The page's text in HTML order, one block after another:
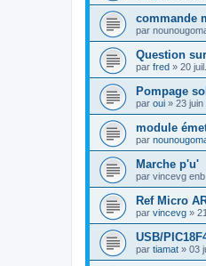
commande
par
Question
par fred » 20
Pompage
par oui » 23 juin
module
par
Marche p'u'
par vincevg
Ref Micro
par vincevg »
USB/
par tiamat » 03